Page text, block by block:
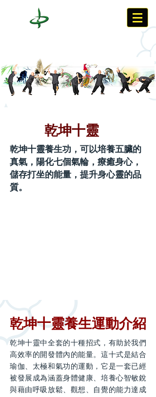
乾坤十靈
乾坤十靈養生功，可以培養五臟的
真氣，陽化七個氣輪，療癒身心，
儲存打坐的能量，提升身心靈的品
質。
乾坤十靈養生運動介紹
乾坤十靈中全套的十種招式，有助於我們
高效率的開發體內的能量。這十式是結合
瑜伽、太極和氣功的運動，它是一套已經
被發展成為涵蓋身體健康、培養心智敏銳
與藉由呼吸放鬆、觀想、自覺的能力達成